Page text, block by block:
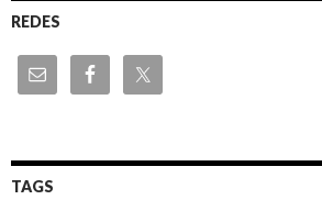
REDES
TAGS